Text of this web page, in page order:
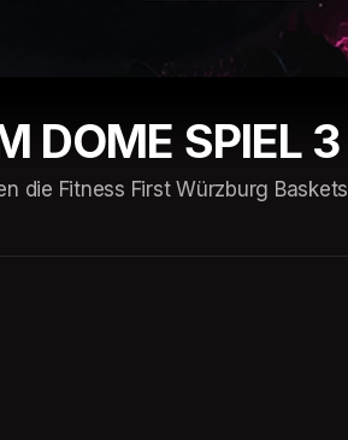
DOME SPIEL 3
die Fitness First Würzburg Baskets